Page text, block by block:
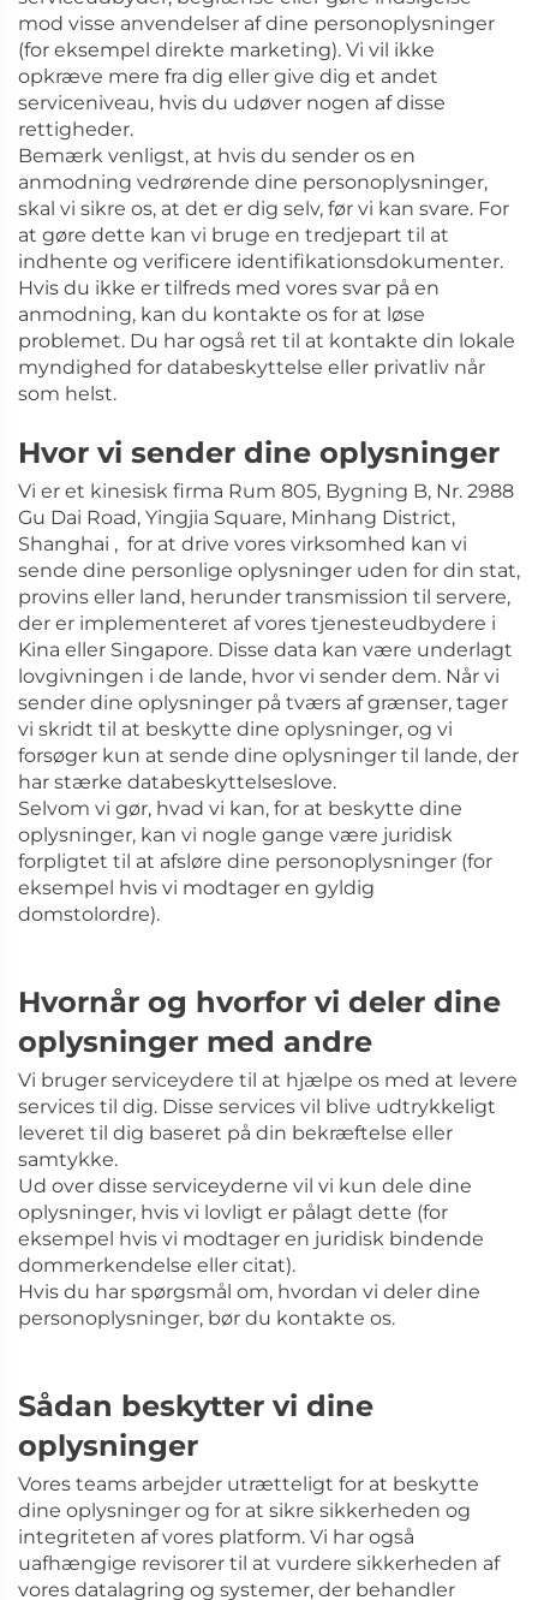
mod visse anvendelser af dine personoplysninger
(for eksempel direkte marketing). Vi vil ikke
opkræve mere fra dig eller give dig et andet
serviceniveau, hvis du udøver nogen af disse
rettigheder.
Bemærk venligst, at hvis du sender os en
anmodning vedrørende dine personoplysninger,
skal vi sikre os, at det er dig selv, før vi kan svare. For
at gøre dette kan vi bruge en tredjepart til at
indhente og verificere identifikationsdokumenter.
Hvis du ikke er tilfreds med vores svar på en
anmodning, kan du kontakte os for at løse
problemet. Du har også ret til at kontakte din lokale
myndighed for databeskyttelse eller privatliv når
som helst.
Hvor vi sender dine oplysninger
Vi er et kinesisk firma Rum 805, Bygning B, Nr. 2988
Gu Dai Road, Yingjia Square, Minhang District,
Shanghai , for at drive vores virksomhed kan vi
sende dine personlige oplysninger uden for din stat,
provins eller land, herunder transmission til servere,
der er implementeret af vores tjenesteudbydere i
Kina eller Singapore. Disse data kan være underlagt
lovgivningen i de lande, hvor vi sender dem. Når vi
sender dine oplysninger på tværs af grænser, tager
vi skridt til at beskytte dine oplysninger, og vi
forsøger kun at sende dine oplysninger til lande, der
har stærke databeskyttelseslove.
Selvom vi gør, hvad vi kan, for at beskytte dine
oplysninger, kan vi nogle gange være juridisk
forpligtet til at afsløre dine personoplysninger (for
eksempel hvis vi modtager en gyldig
domstolordre).
Hvornår og hvorfor vi deler dine
oplysninger med andre
Vi bruger serviceydere til at hjælpe os med at levere
services til dig. Disse services vil blive udtrykkeligt
leveret til dig baseret på din bekræftelse eller
samtykke.
Ud over disse serviceyderne vil vi kun dele dine
oplysninger, hvis vi lovligt er pålagt dette (for
eksempel hvis vi modtager en juridisk bindende
dommerkendelse eller citat).
Hvis du har spørgsmål om, hvordan vi deler dine
personoplysninger, bør du kontakte os.
Sådan beskytter vi dine
oplysninger
Vores teams arbejder utrætteligt for at beskytte
dine oplysninger og for at sikre sikkerheden og
integriteten af vores platform. Vi har også
uafhængige revisorer til at vurdere sikkerheden af
vores datalagring og systemer, der behandler